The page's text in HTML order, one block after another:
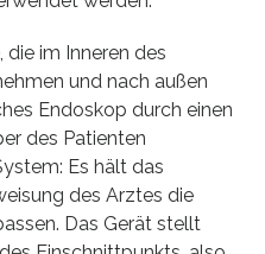
die im Inneren des
und nach außen
Endoskop durch einen
des Patienten
Es hält das
des Arztes die
Das Gerät stellt